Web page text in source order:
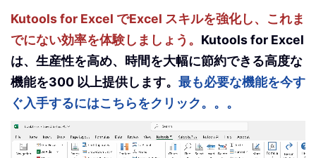
Kutools for Excel でExcel スキルを強化し、これま
でにない効率を体験しましょう。 Kutools for Excel
は、生産性を高め、時間を大幅に節約できる高度な
機能を300 以上提供します。 最も必要な機能を今す
ぐ入手するにはこちらをクリック。。。